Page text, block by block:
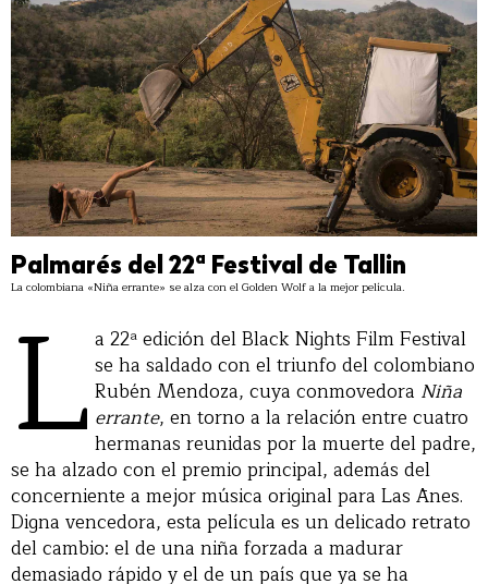
Palmarés del 22ª Festival de Tallin
La colombiana «Niña errante» se alza con el Golden Wolf a la mejor película.
L a 22ª edición del Black Nights Film Festival
se ha saldado con el triunfo del colombiano
Rubén Mendoza, cuya conmovedora Niña
errante, en torno a la relación entre cuatro
hermanas reunidas por la muerte del padre,
se ha alzado con el premio principal, además del
concerniente a mejor música original para Las Ānes.
Digna vencedora, esta película es un delicado retrato
del cambio: el de una niña forzada a madurar
demasiado rápido y el de un país que ya se ha